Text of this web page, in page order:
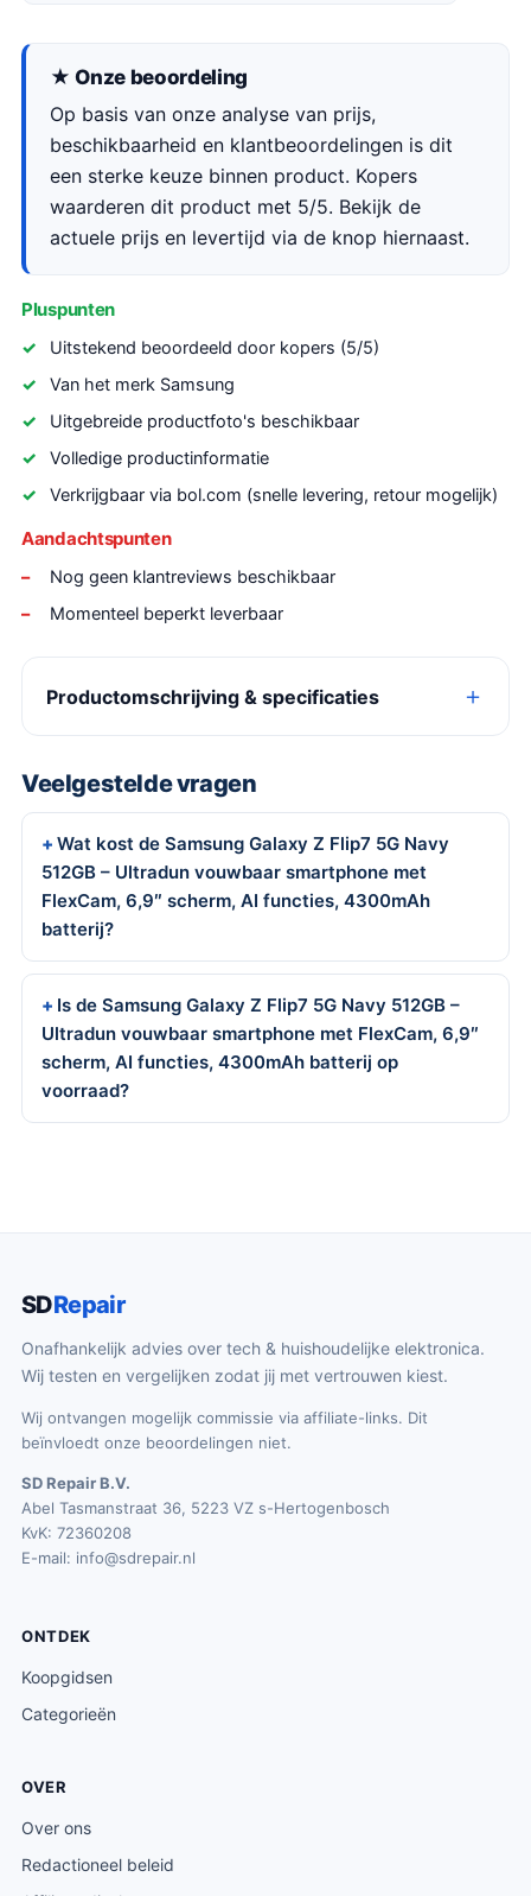
★ Onze beoordeling
Op basis van onze analyse van prijs,
beschikbaarheid en klantbeoordelingen is dit
een sterke keuze binnen product. Kopers
waarderen dit product met 5/5. Bekijk de
actuele prijs en levertijd via de knop hiernaast.
Pluspunten
Uitstekend beoordeeld door kopers (5/5)
Van het merk Samsung
Uitgebreide productfoto's beschikbaar
Volledige productinformatie
Verkrijgbaar via bol.com (snelle levering, retour mogelijk)
Aandachtspunten
Nog geen klantreviews beschikbaar
Momenteel beperkt leverbaar
Productomschrijving & specificaties
Veelgestelde vragen
Wat kost de Samsung Galaxy Z Flip7 5G Navy
512GB – Ultradun vouwbaar smartphone met
FlexCam, 6,9″ scherm, AI functies, 4300mAh
batterij?
Is de Samsung Galaxy Z Flip7 5G Navy 512GB –
Ultradun vouwbaar smartphone met FlexCam, 6,9″
scherm, AI functies, 4300mAh batterij op
voorraad?
SDRepair
Onafhankelijk advies over tech & huishoudelijke elektronica.
Wij testen en vergelijken zodat jij met vertrouwen kiest.
Wij ontvangen mogelijk commissie via affiliate-links. Dit
beïnvloedt onze beoordelingen niet.
SD Repair B.V.
Abel Tasmanstraat 36, 5223 VZ s-Hertogenbosch
KvK: 72360208
E-mail: info@sdrepair.nl
ONTDEK
Koopgidsen
Categorieën
OVER
Over ons
Redactioneel beleid